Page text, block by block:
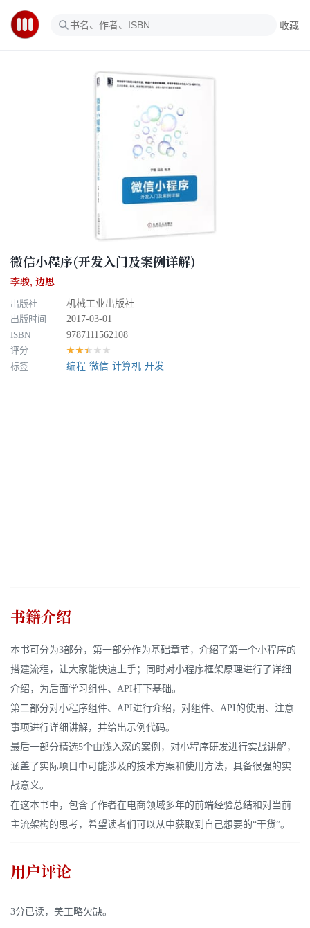
收藏
微信小程序(开发入门及案例详解)
李骏, 边思
出版社
机械工业出版社
出版时间
2017-03-01
ISBN
9787111562108
评分
★★★★★
标签 编程 微信 计算机 开发
书籍介绍
本书可分为3部分，第一部分作为基础章节，介绍了第一个小程序的
搭建流程，让大家能快速上手；同时对小程序框架原理进行了详细
介绍，为后面学习组件、API打下基础。
第二部分对小程序组件、API进行介绍，对组件、API的使用、注意
事项进行详细讲解，并给出示例代码。
最后一部分精选5个由浅入深的案例，对小程序研发进行实战讲解，
涵盖了实际项目中可能涉及的技术方案和使用方法，具备很强的实
战意义。
在这本书中，包含了作者在电商领域多年的前端经验总结和对当前
主流架构的思考，希望读者们可以从中获取到自己想要的“干货”。
用户评论
3分已读，美工略欠缺。